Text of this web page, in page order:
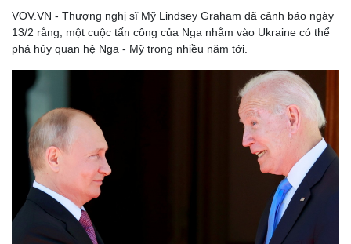
VOV.VN - Thượng nghị sĩ Mỹ Lindsey Graham đã cảnh báo ngày
13/2 rằng, một cuộc tấn công của Nga nhằm vào Ukraine có thể
phá hủy quan hệ Nga - Mỹ trong nhiều năm tới.